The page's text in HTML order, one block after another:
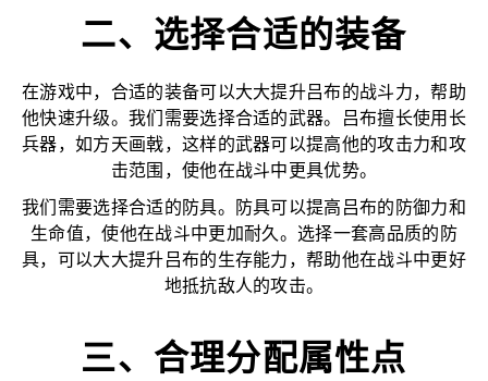
二、选择合适的装备
在游戏中，合适的装备可以大大提升吕布的战斗力，帮助
他快速升级。我们需要选择合适的武器。吕布擅长使用长
兵器，如方天画戟，这样的武器可以提高他的攻击力和攻
击范围，使他在战斗中更具优势。
我们需要选择合适的防具。防具可以提高吕布的防御力和
生命值，使他在战斗中更加耐久。选择一套高品质的防
具，可以大大提升吕布的生存能力，帮助他在战斗中更好
地抵抗敌人的攻击。
三、合理分配属性点